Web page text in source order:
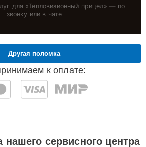
для «Тепловизионный прицел» — по
звонку или в чате
к оплате:
Другая поломка
нашего сервисного центра